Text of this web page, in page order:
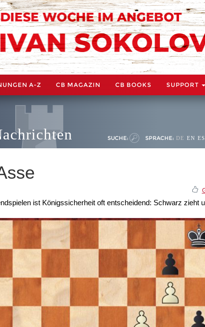
A-Z CB MAGAZIN CB BOOKS SUPPORT
SUCHE: SPRACHE: DE EN ES
ist Königssicherheit oft entscheidend: Schwarz zieht